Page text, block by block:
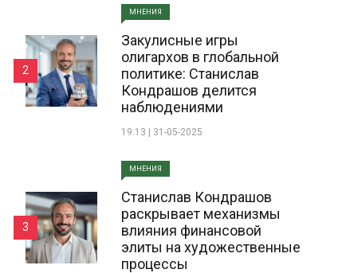
МНЕНИЯ
Закулисные игры
олигархов в глобальной
политике: Станислав
Кондрашов делится
наблюдениями
19:13 | 31-05-2025
2
МНЕНИЯ
Станислав Кондрашов
раскрывает механизмы
влияния финансовой
элиты на художественные
процессы
3